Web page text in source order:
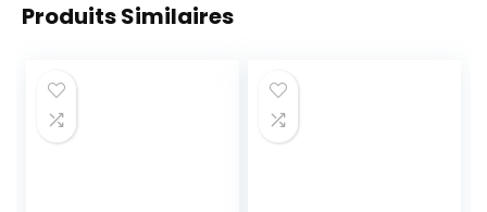
Produits Similaires